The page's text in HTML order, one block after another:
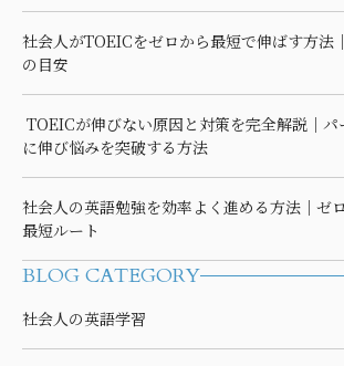
社会人がTOEICをゼロから最短で伸ばす方法
の目安
TOEICが伸びない原因と対策を完全解説｜パ
に伸び悩みを突破する方法
社会人の英語勉強を効率よく進める方法｜ゼ
最短ルート
BLOG CATEGORY
社会人の英語学習